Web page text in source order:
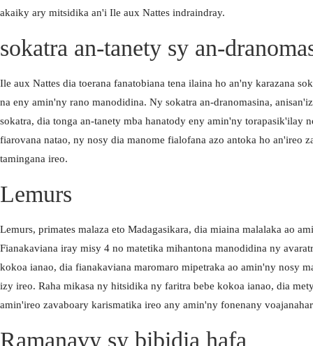
akaiky ary mitsidika an'i Ile aux Nattes indraindray.
sokatra an-tanety sy an-
Ile aux Nattes dia toerana fanatobiana tena ilaina ho an'ny karazana
na eny amin'ny rano manodidina. Ny sokatra an-dranomasina,
sokatra, dia tonga an-tanety mba hanatody eny amin'ny torapasik'ilay
fiarovana natao, ny nosy dia manome fialofana azo antoka ho an'ireo
tamingana ireo.
Lemurs
Lemurs, primates malaza eto Madagasikara, dia miaina malalaka ao
Fianakaviana iray misy 4 no matetika mihantona manodidina ny
kokoa ianao, dia fianakaviana maromaro mipetraka ao amin'ny nosy
izy ireo. Raha mikasa ny hitsidika ny faritra bebe kokoa ianao, dia
amin'ireo zavaboary karismatika ireo any amin'ny fonenany
Ramanavy sy bibidia hafa